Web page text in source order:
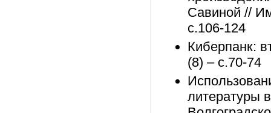
Савиной //
с.106-124
Киберпанк:
(8) – с.70-74
литературы